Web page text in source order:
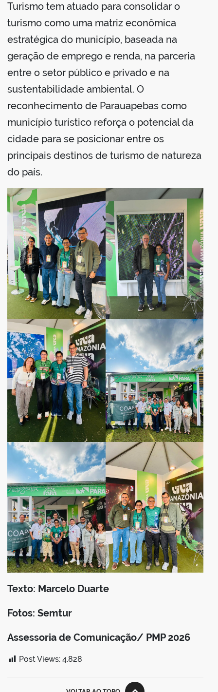
Turismo tem atuado para consolidar o
turismo como uma matriz econômica
estratégica do município, baseada na
geração de emprego e renda, na parceria
entre o setor público e privado e na
sustentabilidade ambiental. O
reconhecimento de Parauapebas como
município turístico reforça o potencial da
cidade para se posicionar entre os
principais destinos de turismo de natureza
do país.
Texto: Marcelo Duarte
Fotos: Semtur
Assessoria de Comunicação/ PMP 2026
Post Views: 4.828